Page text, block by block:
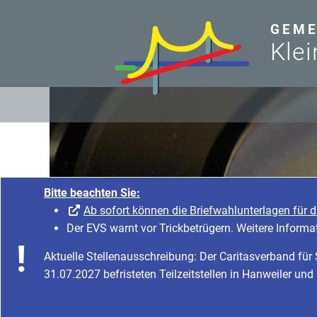
Bitte beachten Sie:
Ab sofort können die Briefwahlunterlagen für
Der EVS warnt vor Trickbetrügern. Weitere
Aktuelle Stellenausschreibung: Der Caritasverband
31.07.2027 befristeten Teilzeitstellen in Hanweiler